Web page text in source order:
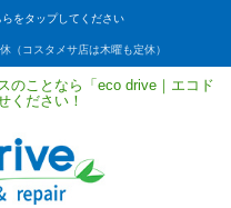
らをタップしてください
（コスタメサ店は木曜も定休）
のことなら「eco drive｜エコド
ください！